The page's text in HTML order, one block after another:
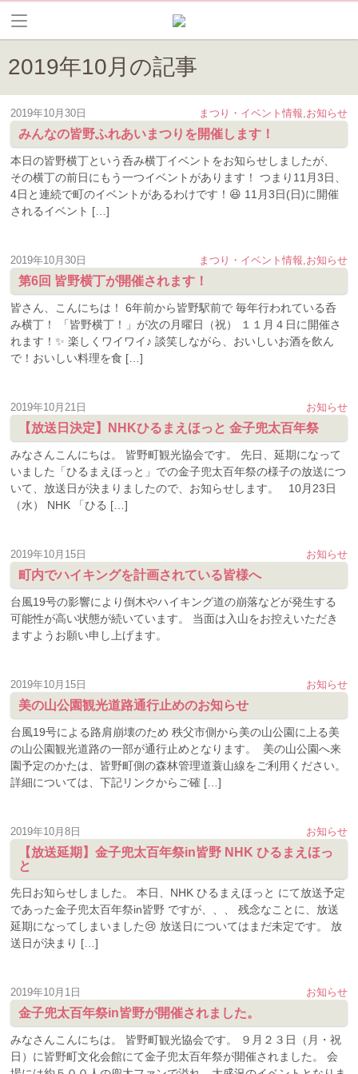
2019年10月の記事
まつり・イベント情報,お知らせ
2019年10月30日
みんなの皆野ふれあいまつりを開催します！
本日の皆野横丁という呑み横丁イベントをお知らせしましたが、
その横丁の前日にもう一つイベントがあります！ つまり11月3日、
4日と連続で町のイベントがあるわけです！😆 11月3日(日)に開催
されるイベント […]
まつり・イベント情報,お知らせ
2019年10月30日
第6回 皆野横丁が開催されます！
皆さん、こんにちは！ 6年前から皆野駅前で 毎年行われている呑
み横丁！ 「皆野横丁！」が次の月曜日（祝） １１月４日に開催さ
れます！✨ 楽しくワイワイ♪ 談笑しながら、おいしいお酒を飲ん
で！おいしい料理を食 […]
お知らせ
2019年10月21日
【放送日決定】NHKひるまえほっと 金子兜太百年祭
みなさんこんにちは。 皆野町観光協会です。 先日、延期になって
いました「ひるまえほっと」での金子兜太百年祭の様子の放送につ
いて、放送日が決まりましたので、お知らせします。 10月23日
（水） NHK 「ひる […]
お知らせ
2019年10月15日
町内でハイキングを計画されている皆様へ
台風19号の影響により倒木やハイキング道の崩落などが発生する
可能性が高い状態が続いています。 当面は入山をお控えいただき
ますようお願い申し上げます。
お知らせ
2019年10月15日
美の山公園観光道路通行止めのお知らせ
台風19号による路肩崩壊のため 秩父市側から美の山公園に上る美
の山公園観光道路の一部が通行止めとなります。 美の山公園へ来
園予定のかたは、皆野町側の森林管理道蓑山線をご利用ください。
詳細については、下記リンクからご確 […]
お知らせ
2019年10月8日
【放送延期】金子兜太百年祭in皆野 NHK ひるまえほっ
と
先日お知らせしました。 本日、NHK ひるまえほっと にて放送予定
であった金子兜太百年祭in皆野 ですが、、、 残念なことに、放送
延期になってしまいました😢 放送日についてはまだ未定です。 放
送日が決まり […]
お知らせ
2019年10月1日
金子兜太百年祭in皆野が開催されました。
みなさんこんにちは。 皆野町観光協会です。 ９月２３日（月・祝
日）に皆野町文化会館にて金子兜太百年祭が開催されました。 会